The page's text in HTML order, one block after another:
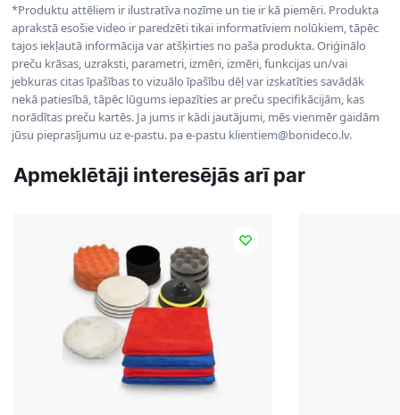
*Produktu attēliem ir ilustratīva nozīme un tie ir kā piemēri. Produkta
aprakstā esošie video ir paredzēti tikai informatīviem nolūkiem, tāpēc
tajos iekļautā informācija var atšķirties no paša produkta. Oriģinālo
preču krāsas, uzraksti, parametri, izmēri, izmēri, funkcijas un/vai
jebkuras citas īpašības to vizuālo īpašību dēļ var izskatīties savādāk
nekā patiesībā, tāpēc lūgums iepazīties ar preču specifikācijām, kas
norādītas preču kartēs. Ja jums ir kādi jautājumi, mēs vienmēr gaidām
jūsu pieprasījumu uz e-pastu. pa e-pastu klientiem@bonideco.lv.
Apmeklētāji interesējās arī par